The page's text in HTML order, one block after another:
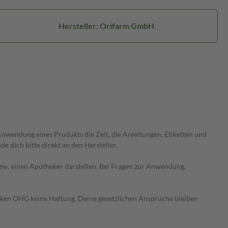
Hersteller: Orifarm GmbH
eines Produkts die Zeit, die Anleitungen, Etiketten und
dich bitte direkt an den Hersteller.
einen Apotheker darstellen. Bei Fragen zur Anwendung,
OHG keine Haftung. Deine gesetzlichen Ansprüche bleiben